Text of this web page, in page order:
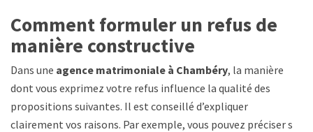
Comment formuler un refus de
manière constructive
Dans une agence matrimoniale à Chambéry, la manière
dont vous exprimez votre refus influence la qualité des
propositions suivantes. Il est conseillé d’expliquer
clairement vos raisons. Par exemple, vous pouvez préciser si